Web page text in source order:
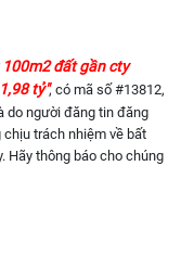
100m2 đất gần cty
tỷ", có mã số #13812,
do người đăng tin đăng
chịu trách nhiệm về bất
Hãy thông báo cho chúng